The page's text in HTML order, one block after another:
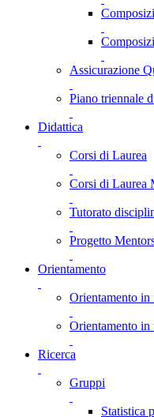
Assicurazione
Piano triennale
Didattica
Corsi di Laurea
Corsi di Laurea
Tutorato
Progetto
Orientamento
Orientamento in
Orientamento in
Ricerca
Gruppi
Statistica